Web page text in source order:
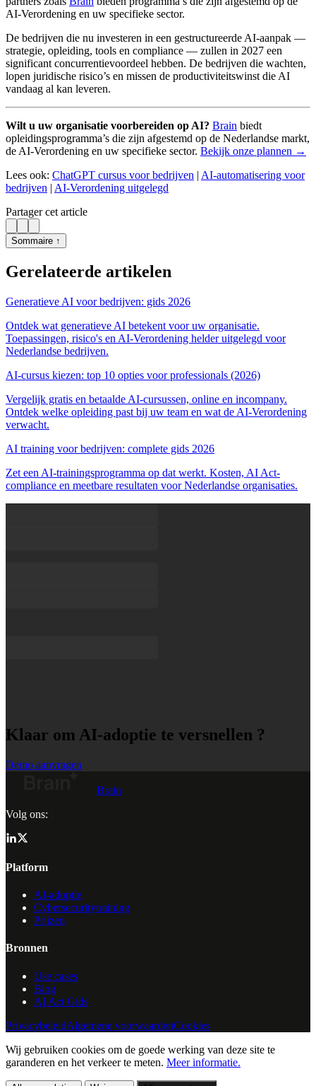
AI-Verordening en uw specifieke sector.
De bedrijven die nu investeren in een gestructureerde AI-aanpak —
strategie, opleiding, tools en compliance — zullen in 2027 een
significant concurrentievoordeel hebben. De bedrijven die wachten,
lopen juridische risico’s en missen de productiviteitswinst die AI
vandaag al kan leveren.
Wilt u uw organisatie voorbereiden op AI? Brain biedt
opleidingsprogramma’s die zijn afgestemd op de Nederlandse markt,
de AI-Verordening en uw specifieke sector. Bekijk onze plannen →
Lees ook: ChatGPT cursus voor bedrijven | AI-automatisering voor
bedrijven | AI-Verordening uitgelegd
Partager cet article
Sommaire ↑
Gerelateerde artikelen
Generatieve AI voor bedrijven: gids 2026
Ontdek wat generatieve AI betekent voor uw organisatie.
Toepassingen, risico's en AI-Verordening helder uitgelegd voor
Nederlandse bedrijven.
AI-cursus kiezen: top 10 opties voor professionals (2026)
Vergelijk gratis en betaalde AI-cursussen, online en incompany.
Ontdek welke opleiding past bij uw team en wat de AI-Verordening
verwacht.
AI training voor bedrijven: complete gids 2026
Zet een AI-trainingsprogramma op dat werkt. Kosten, AI Act-
compliance en meetbare resultaten voor Nederlandse organisaties.
Klaar om AI-adoptie te versnellen ?
Demo aanvragen
Brain
Volg ons:
Platform
AI-adoptie
Cybersecuritytraining
Prijzen
Bronnen
Use cases
Blog
AI Act Gids
PrivacybeleidAlgemene voorwaardenCookies
Wij gebruiken cookies om de goede werking van deze site te
garanderen en het verkeer te meten. Meer informatie.